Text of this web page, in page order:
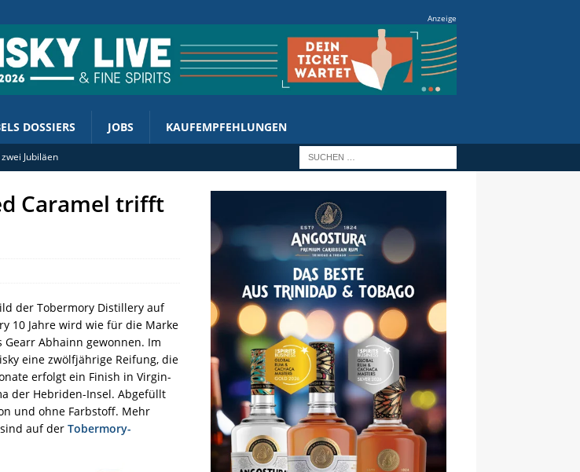
Anzeige
DOSSIERS JOBS KAUFEMPFEHLUNGEN
Jubiläen
Distillers Deutschland (m/w/d)
Collection
Caramel trifft
der Tobermory Distillery auf
10 Jahre wird wie für die Marke
Abhainn gewonnen. Im
eine zwölfjährige Reifung, die
erfolgt ein Finish in Virgin-
der Hebriden-Insel. Abgefüllt
und ohne Farbstoff. Mehr
auf der Tobermory-